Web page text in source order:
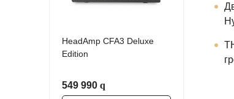
HeadAmp CFA3 Deluxe
Edition
549 990